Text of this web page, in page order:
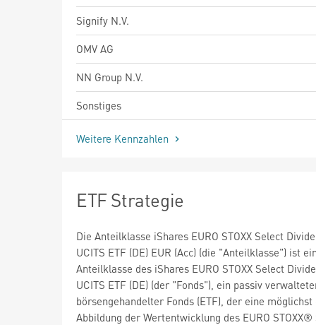
Signify N.V.
OMV AG
NN Group N.V.
Sonstiges
Weitere Kennzahlen
ETF Strategie
Die Anteilklasse iShares EURO STOXX Select
UCITS ETF (DE) EUR (Acc) (die "Anteilklasse") ist
Anteilklasse des iShares EURO STOXX Select
UCITS ETF (DE) (der "Fonds"), ein passiv
börsengehandelter Fonds (ETF), der eine möglichst
Abbildung der Wertentwicklung des EURO STOXX®